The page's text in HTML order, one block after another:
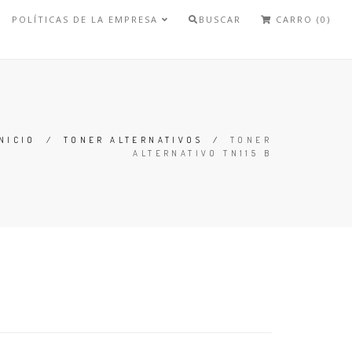
POLÍTICAS DE LA EMPRESA BUSCAR CARRO (0)
/ TONER ALTERNATIVOS / TONER
ALTERNATIVO TN115 B